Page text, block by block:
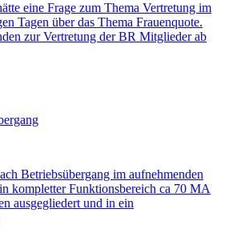
eine Frage zum Thema Vertretung im
Tagen über das Thema Frauenquote.
zur Vertretung der BR Mitglieder ab
Betriebsübergang im aufnehmenden
kompletter Funktionsbereich ca 70 MA
ausgegliedert und in ein